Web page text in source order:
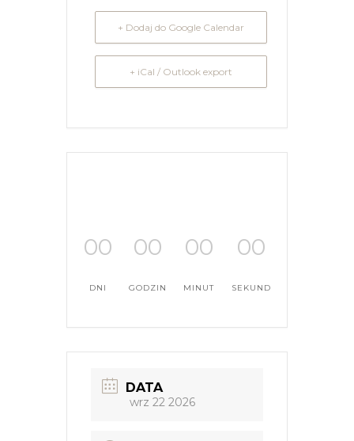
+ Dodaj do Google Calendar
+ iCal / Outlook export
00
DNI
00
GODZIN
00
MINUT
00
SEKUND
DATA
wrz 22 2026